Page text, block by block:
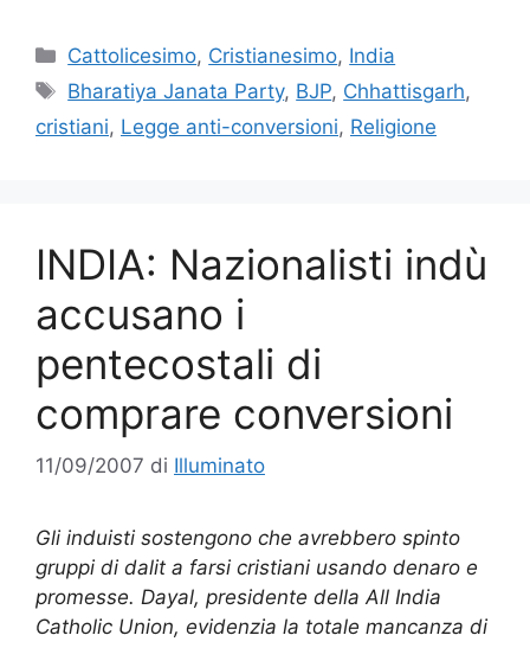
Categorie
Cattolicesimo, Cristianesimo, India
Tag
Bharatiya Janata Party, BJP, Chhattisgarh,
cristiani, Legge anti-conversioni, Religione
INDIA: Nazionalisti indù
accusano i
pentecostali di
comprare conversioni
11/09/2007 di Illuminato
Gli induisti sostengono che avrebbero spinto
gruppi di dalit a farsi cristiani usando denaro e
promesse. Dayal, presidente della All India
Catholic Union, evidenzia la totale mancanza di